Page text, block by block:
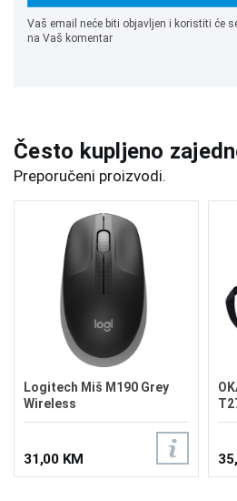
Vaš email neće biti objavljen i koristiti će
na Vaš komentar
Često kupljeno
Preporučeni proizvodi.
Logitech Miš M190 Grey
Wireless
31,00 KM